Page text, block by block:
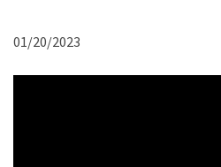
01/20/2023